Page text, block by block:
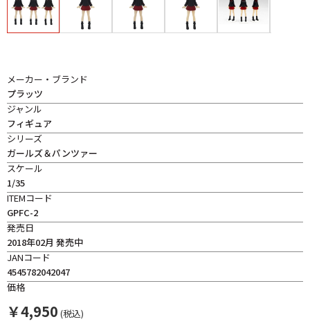
メーカー・ブランド
プラッツ
ジャンル
フィギュア
シリーズ
ガールズ＆パンツァー
スケール
1/35
ITEMコード
GPFC-2
発売日
2018年02月 発売中
JANコード
4545782042047
価格
￥4,950 (税込)